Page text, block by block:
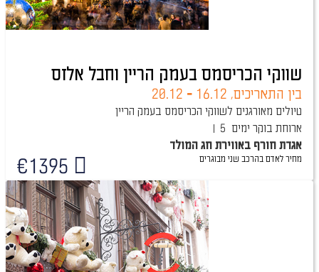
שווקי הכריסמס בעמק הריין וחבל אלזס
בין התאריכים, -
20.12
טיולים מאורגנים לשווקי הכריסמס בעמק הריין
5 ימים ארוחת בוקר
אגדת חורף באווירת חג המולד
€1395 מחיר לאדם בהרכב שני מבוגרים